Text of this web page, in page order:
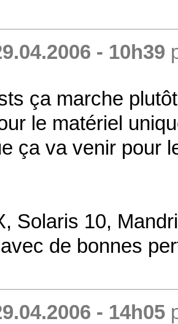
- 10h39
ça marche
le matériel
ça va venir pour
Solaris 10,
de bonnes
- 14h05